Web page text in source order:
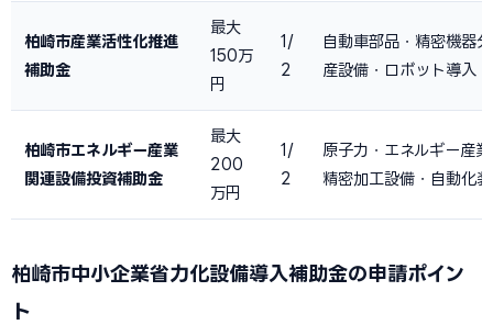
柏崎市産業活性化推進
補助金
最大
150万
円
1/
2
自動車部品・精密機器
産設備・ロボット導入
柏崎市エネルギー産業
関連設備投資補助金
最大
200
万円
1/
2
原子力・エネルギー産
精密加工設備・自動化
柏崎市中小企業省力化設備導入補助金の申請ポイン
ト